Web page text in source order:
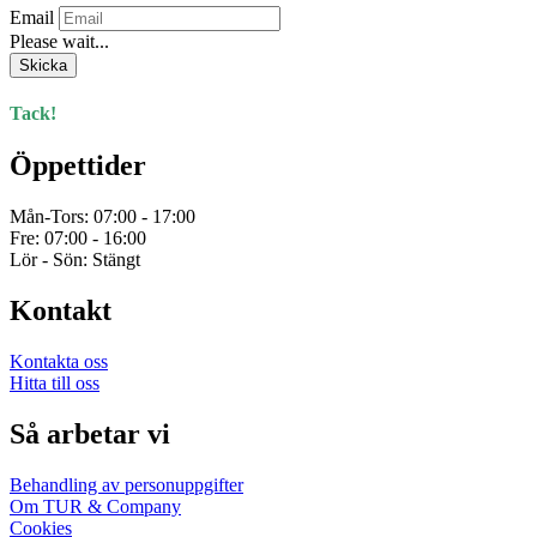
Email
Please wait...
Skicka
Tack!
Öppettider
Mån-Tors: 07:00 - 17:00
Fre: 07:00 - 16:00
Lör - Sön: Stängt
Kontakt
Kontakta oss
Hitta till oss
Så arbetar vi
Behandling av personuppgifter
Om TUR & Company
Cookies